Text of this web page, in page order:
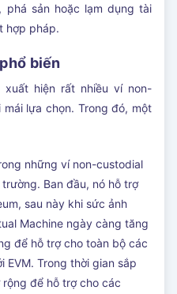
sản hoặc lạm dụng tài
hợp pháp.
biến
hiện rất nhiều ví non-
lựa chọn. Trong đó, một
những ví non-custodial
Ban đầu, nó hỗ trợ
sau này khi sức ảnh
Machine ngày càng tăng
để hỗ trợ cho toàn bộ các
EVM. Trong thời gian sắp
để hỗ trợ cho các